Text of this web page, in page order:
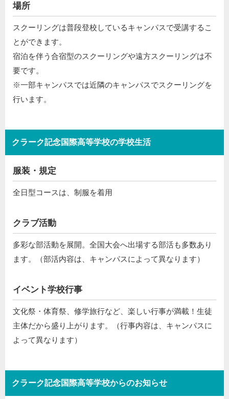
場所
スクーリングは普段登校しているキャンパスで受講するこ
とができます。
宿泊を伴う合宿型のスクーリングや遠方スクーリングは不
要です。
※一部キャンパスでは近隣のキャンパスでスクーリングを
行います。
クラーク記念国際高等学校の学校生活
服装・規定
全日型コースは、制服を着用
クラブ活動
多彩な部活動を展開。全国大会へ出場する部活も多数あり
ます。（部活内容は、キャンパスによって異なります）
イベント学校行事
文化祭・体育祭、修学旅行など、楽しい行事が満載！生徒
主体だから盛り上がります。（行事内容は、キャンパスに
よって異なります）
クラーク記念国際高等学校からのお知らせ